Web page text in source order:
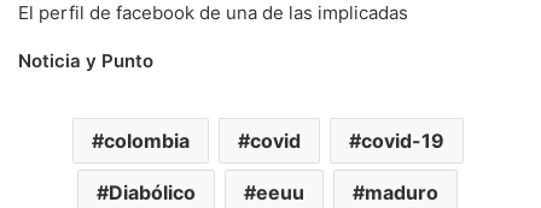
El perfil de facebook de una de las implicadas
Noticia y Punto
colombia covid covid-19
Diabólico eeuu maduro